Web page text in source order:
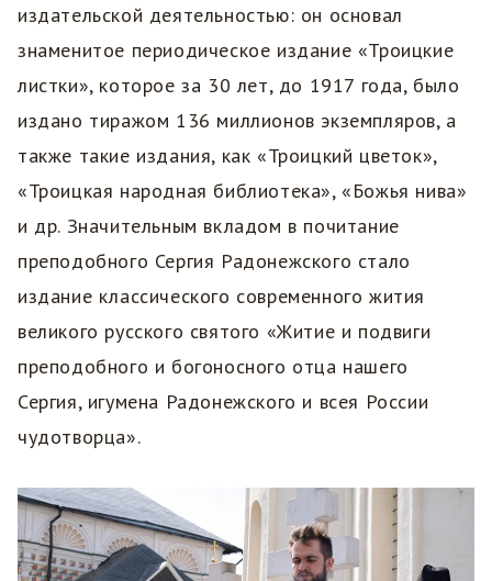
издательской деятельностью: он основал
знаменитое периодическое издание «Троицкие
листки», которое за 30 лет, до 1917 года, было
издано тиражом 136 миллионов экземпляров, а
также такие издания, как «Троицкий цветок»,
«Троицкая народная библиотека», «Божья нива»
и др. Значительным вкладом в почитание
преподобного Сергия Радонежского стало
издание классического современного жития
великого русского святого «Житие и подвиги
преподобного и богоносного отца нашего
Сергия, игумена Радонежского и всея России
чудотворца».